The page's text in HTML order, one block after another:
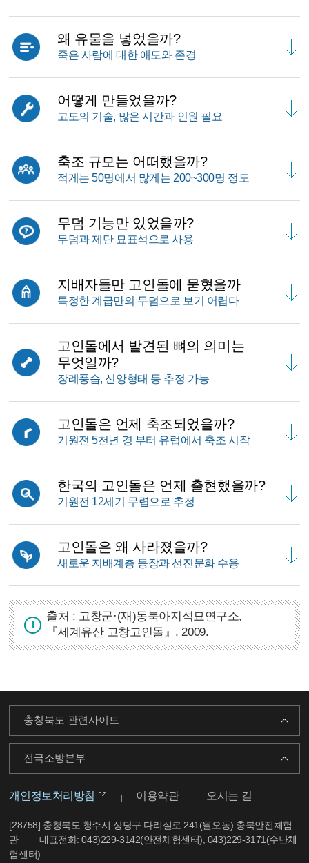
왜 유물을 넣었을까?
죽은 사람에 대한 애도와 존경
어떻게 만들었을까?
고도의 기술, 많은 시간과 인원 필요
축조 규모는 어떠했을까?
적게는 50명에서 많게는 200~300명 정도
무덤 기능만 있었을까?
무덤과 제단 묘표석으로 사용
지배자들만 고인돌에 묻혔을까
특정한 계급만의 무덤으로 보기 어렵다
고인돌에서 발견된 뼈의 의미는
무엇일까?
장례풍습, 신앙형태 등 추정 가능
고인돌은 언제 축조되었을까?
기원전 5천년 경 부터 유럽에서 축조 시작
한국의 고인돌은 언제 출현했을까?
기원전 12세기 무렵으로 추정
고인돌은 왜 사라졌을까?
새로운 지배계층 등장과 선진문화 수용
출처 : 고창군·(재)동북아지석묘연구소,
『세계유산 고창고인돌』, 2009.
충청북도 관련사이트
전국소방본부
개인정보처리방침 이용약관 오시는 길
[28758] 충청북도 청주시 상당구 다리실로 241(월오동) 충북안전체험
관
대표전화: 043)229-3142(안전체험센터), 043)229-3171(수난체
험센터)